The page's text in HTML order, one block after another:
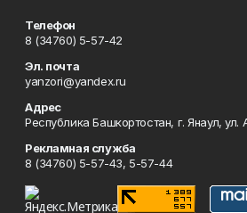
Телефон
8 (34760) 5-57-42
Эл. почта
yanzori@yandex.ru
Адрес
Республика Башкортостан, г. Янаул, ул.
Рекламная служба
8 (34760) 5-57-43, 5-57-44